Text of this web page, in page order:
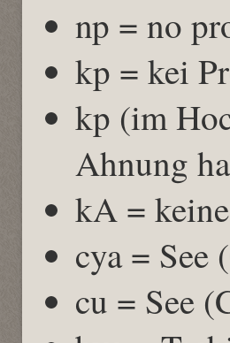
np = no
kp = kei
kp (im
Ahnung
kA =
cya = See
cu = See